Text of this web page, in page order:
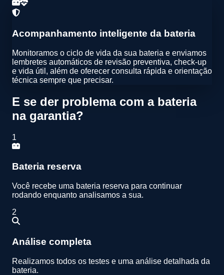
Acompanhamento inteligente da bateria
Monitoramos o ciclo de vida da sua bateria e enviamos
lembretes automáticos de revisão preventiva, check-up
e vida útil , além de oferecer consulta rápida e orientação
técnica sempre que precisar.
E se der problema com a bateria
na garantia?
1
Bateria reserva
Você recebe uma bateria reserva para continuar
rodando enquanto analisamos a sua.
2
Análise completa
Realizamos todos os testes e uma análise detalhada da
bateria.